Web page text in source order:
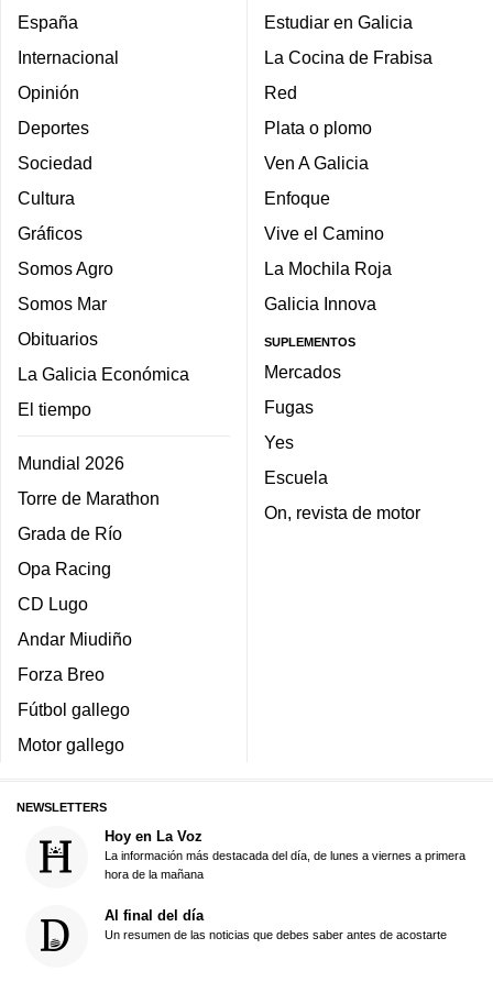
España
Internacional
Opinión
Deportes
Sociedad
Cultura
Gráficos
Somos Agro
Somos Mar
Obituarios
La Galicia Económica
El tiempo
Mundial 2026
Torre de Marathon
Grada de Río
Opa Racing
CD Lugo
Andar Miudiño
Forza Breo
Fútbol gallego
Motor gallego
Estudiar en Galicia
La Cocina de Frabisa
Red
Plata o plomo
Ven A Galicia
Enfoque
Vive el Camino
La Mochila Roja
Galicia Innova
SUPLEMENTOS
Mercados
Fugas
Yes
Escuela
On, revista de motor
NEWSLETTERS
Hoy en La Voz
La información más destacada del día, de lunes a viernes a primera
hora de la mañana
Al final del día
Un resumen de las noticias que debes saber antes de acostarte